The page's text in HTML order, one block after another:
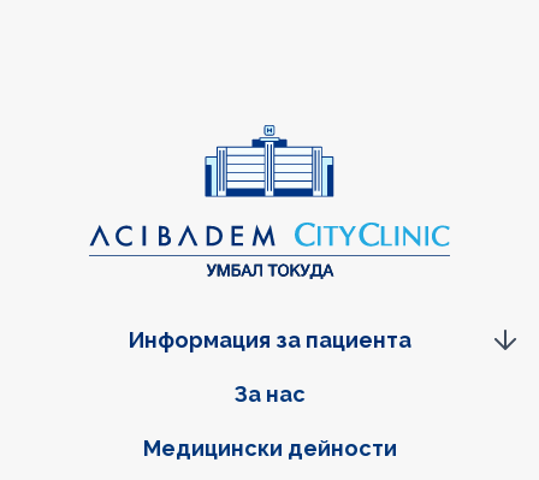
Фуутер навигация
За нас
Медицински дейности
Информация за пациента